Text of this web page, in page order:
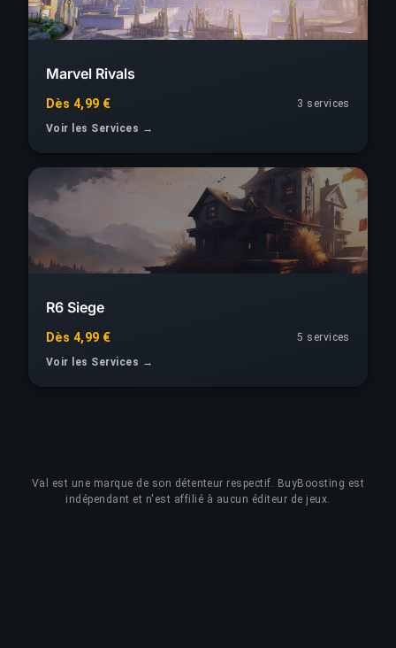
Marvel Rivals
Dès 4,99 €
3 services
Voir les Services →
R6 Siege
Dès 4,99 €
5 services
Voir les Services →
Val
est une marque de son détenteur respectif. BuyBoosting est
indépendant et n'est affilié à aucun éditeur de jeux.